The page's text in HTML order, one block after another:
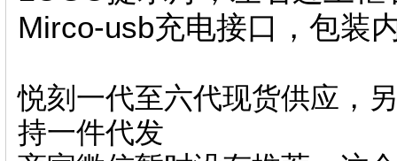
Mirco-usb充电接口，包装
悦刻一代至六代现货供应，
持一件代发